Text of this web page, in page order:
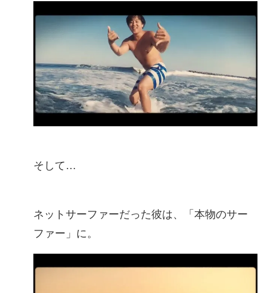
そして…
ネットサーファーだった彼は、「本物のサー
ファー」に。